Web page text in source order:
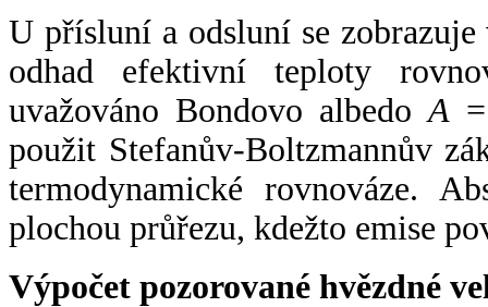
U přísluní a odsluní se
odhad efektivní teploty
uvažováno Bondovo albedoA
použit Stefanův-Boltzmannův
termodynamické rovnováze.
plochou průřezu, kdežto emise
Výpočet pozorované hvězdné